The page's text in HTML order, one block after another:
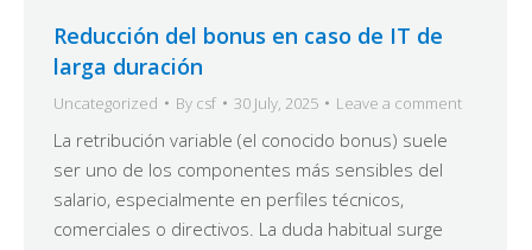
Reducción del bonus en caso de IT de
larga duración
Uncategorized By csf 30 July, 2025 Leave a comment
La retribución variable (el conocido bonus) suele
ser uno de los componentes más sensibles del
salario, especialmente en perfiles técnicos,
comerciales o directivos. La duda habitual surge